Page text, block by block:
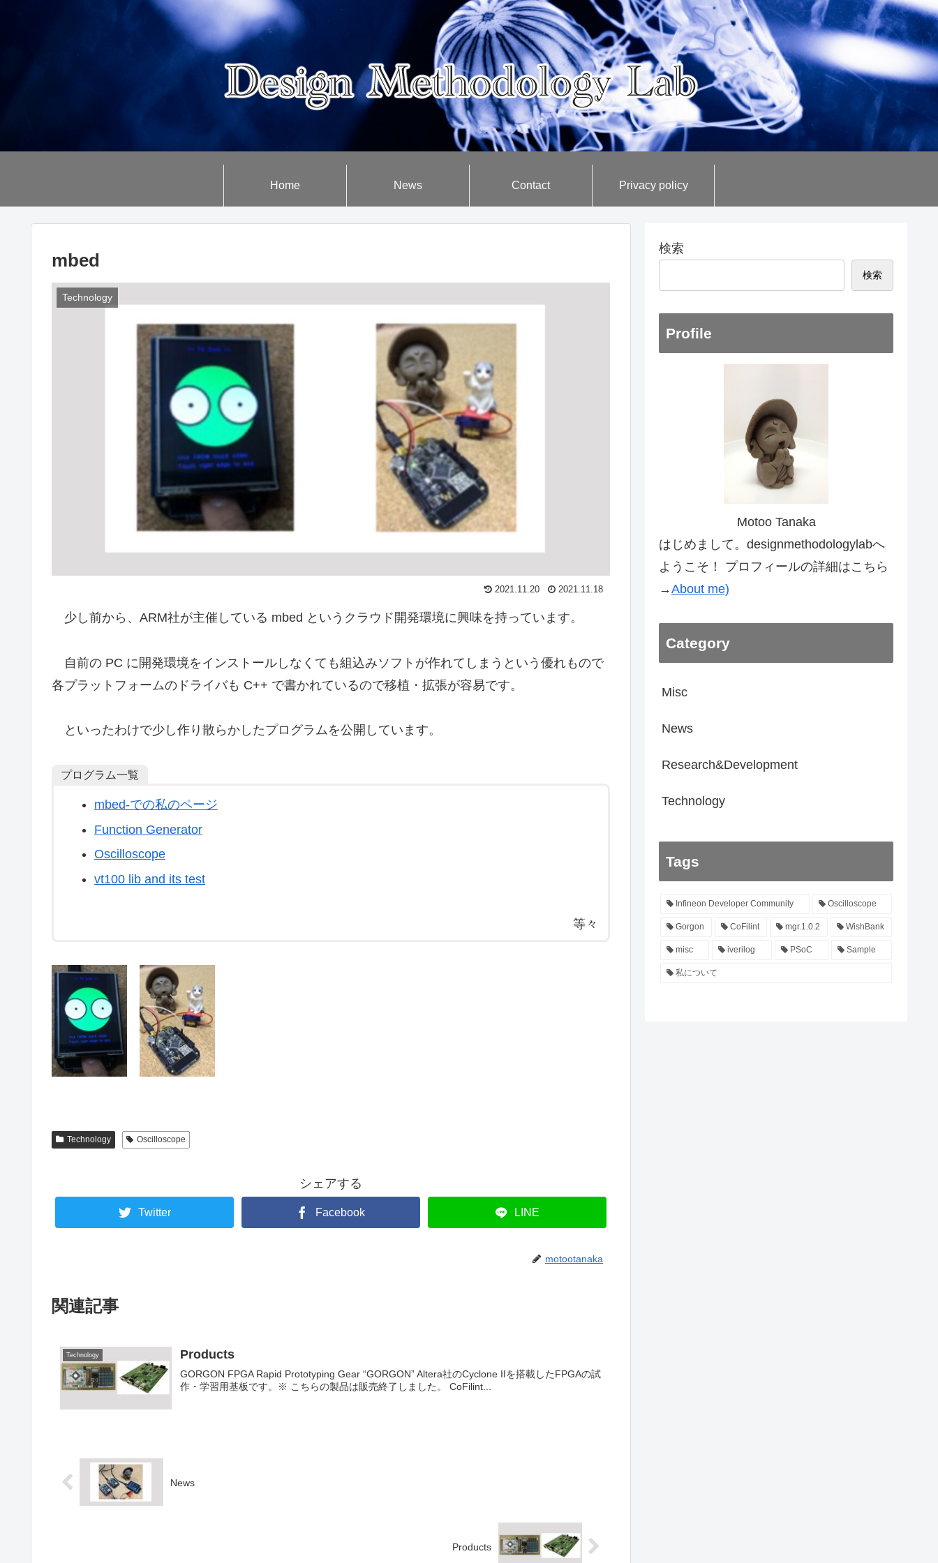
Home News Contact Privacy policy
mbed
Technology
2021.11.20 2021.11.18
少し前から、ARM社が主催している mbed というクラウド開発環境に興味を持っています。
自前の PC に開発環境をインストールしなくても組込みソフトが作れてしまうという優れもので
各プラットフォームのドライバも C++ で書かれているので移植・拡張が容易です。
といったわけで少し作り散らかしたプログラムを公開しています。
プログラム一覧
mbed-での私のページ
Function Generator
Oscilloscope
vt100 lib and its test
等々
Technology Oscilloscope
シェアする
Twitter Facebook LINE
motootanaka
関連記事
Technology Products
GORGON FPGA Rapid Prototyping Gear “GORGON” Altera社のCyclone IIを搭載したFPGAの試
作・学習用基板です。※ こちらの製品は販売終了しました。 CoFilint...
News
Products
検索
検索
Profile
Motoo Tanaka
はじめまして。designmethodologylabへ
ようこそ！ プロフィールの詳細はこちら
→About me)
Category
Misc
News
Research&Development
Technology
Tags
Infineon Developer Community Oscilloscope
Gorgon CoFilint mgr.1.0.2 WishBank
misc iverilog PSoC Sample
私について